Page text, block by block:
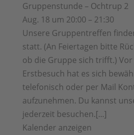
Gruppenstunde – Ochtrup 2
Aug. 18 um 20:00 – 21:30
Unsere Gruppentreffen
statt. (An Feiertagen bitte
ob die Gruppe sich trifft.)
Erstbesuch hat es sich
telefonisch oder per Mail
aufzunehmen. Du kannst
jederzeit besuchen.[...]
Kalender anzeigen